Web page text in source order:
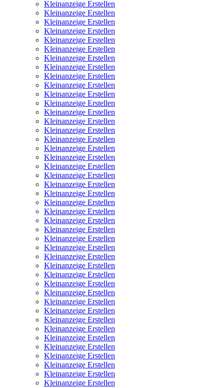
Kleinanzeige Erstellen
Kleinanzeige Erstellen
Kleinanzeige Erstellen
Kleinanzeige Erstellen
Kleinanzeige Erstellen
Kleinanzeige Erstellen
Kleinanzeige Erstellen
Kleinanzeige Erstellen
Kleinanzeige Erstellen
Kleinanzeige Erstellen
Kleinanzeige Erstellen
Kleinanzeige Erstellen
Kleinanzeige Erstellen
Kleinanzeige Erstellen
Kleinanzeige Erstellen
Kleinanzeige Erstellen
Kleinanzeige Erstellen
Kleinanzeige Erstellen
Kleinanzeige Erstellen
Kleinanzeige Erstellen
Kleinanzeige Erstellen
Kleinanzeige Erstellen
Kleinanzeige Erstellen
Kleinanzeige Erstellen
Kleinanzeige Erstellen
Kleinanzeige Erstellen
Kleinanzeige Erstellen
Kleinanzeige Erstellen
Kleinanzeige Erstellen
Kleinanzeige Erstellen
Kleinanzeige Erstellen
Kleinanzeige Erstellen
Kleinanzeige Erstellen
Kleinanzeige Erstellen
Kleinanzeige Erstellen
Kleinanzeige Erstellen
Kleinanzeige Erstellen
Kleinanzeige Erstellen
Kleinanzeige Erstellen
Kleinanzeige Erstellen
Kleinanzeige Erstellen
Kleinanzeige Erstellen
Kleinanzeige Erstellen